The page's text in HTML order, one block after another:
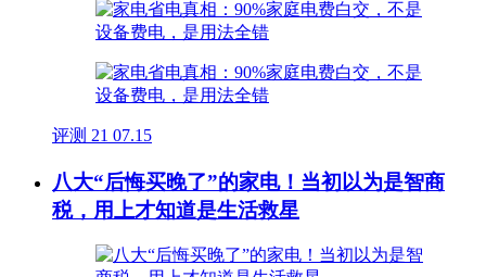
评测 21 07.15
八大“后悔买晚了”的家电！当初以为是智商
税，用上才知道是生活救星